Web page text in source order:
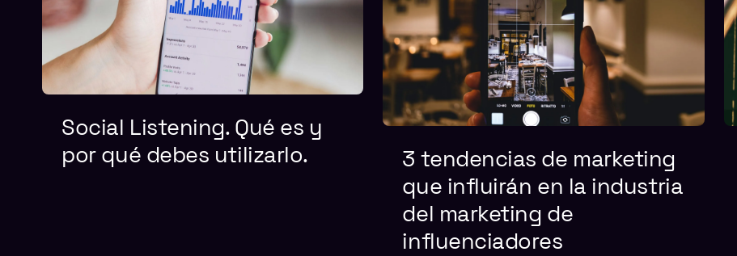
Social Listening. Qué es y
por qué debes utilizarlo.
3 tendencias de marketing
que influirán en la industria
del marketing de
influenciadores